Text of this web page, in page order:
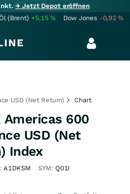
→ Jetzt Depot eröffnen
Öl (Brent) +5,15% Dow Jones -0,92%
USD (Net Return)
Chart
Americas 600
USD (Net
Index
A1DKSM SYM: Q01I